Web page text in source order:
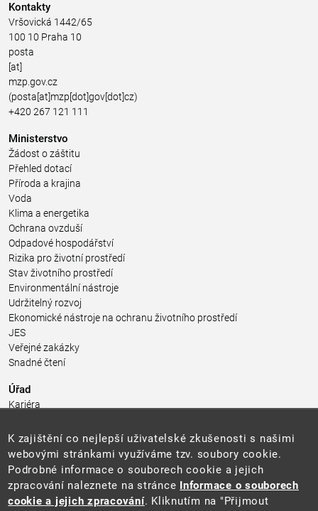
Kontakty
Vršovická 1442/65
100 10 Praha 10
posta
[at]
mzp.gov.cz
(posta[at]mzp[dot]gov[dot]cz)
+420 267 121 111
Ministerstvo
Žádost o záštitu
Přehled dotací
Příroda a krajina
Voda
Klima a energetika
Ochrana ovzduší
Odpadové hospodářství
Rizika pro životní prostředí
Stav životního prostředí
Environmentální nástroje
Udržitelný rozvoj
Ekonomické nástroje na ochranu životního prostředí
JES
Veřejné zakázky
Snadné čtení
Úřad
Kariéra
Pro média a veřejnost
Povinně zveřejňované informace
Kontakty
Přistupnost budovy úřadu MŽP
(PDF, 204 kB)
Web
K zajištění co nejlepší uživatelské zkušenosti s našimi
webovými stránkami využíváme tzv. soubory cookie.
Podrobné informace o souborech cookie a jejich
zpracování naleznete na stránce Informace o souborech
cookie a jejich zpracování. Kliknutím na "Přijmout